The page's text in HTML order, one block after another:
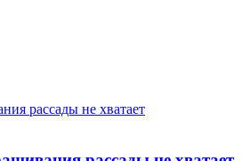
рассады не хватает